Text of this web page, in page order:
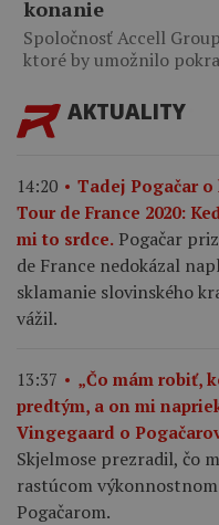
konanie
Spoločnosť Accell
ktoré by umožnilo
AKTUALITY
14:20
Tadej Pogačar
Tour de France 2020:
mi to srdce. Pogačar
de France nedokázal
sklamanie slovinského
vážil.
13:37
„Čo mám robiť,
predtým, a on mi
Vingegaard o
Skjelmose prezradil, čo
rastúcom
Pogačarom.